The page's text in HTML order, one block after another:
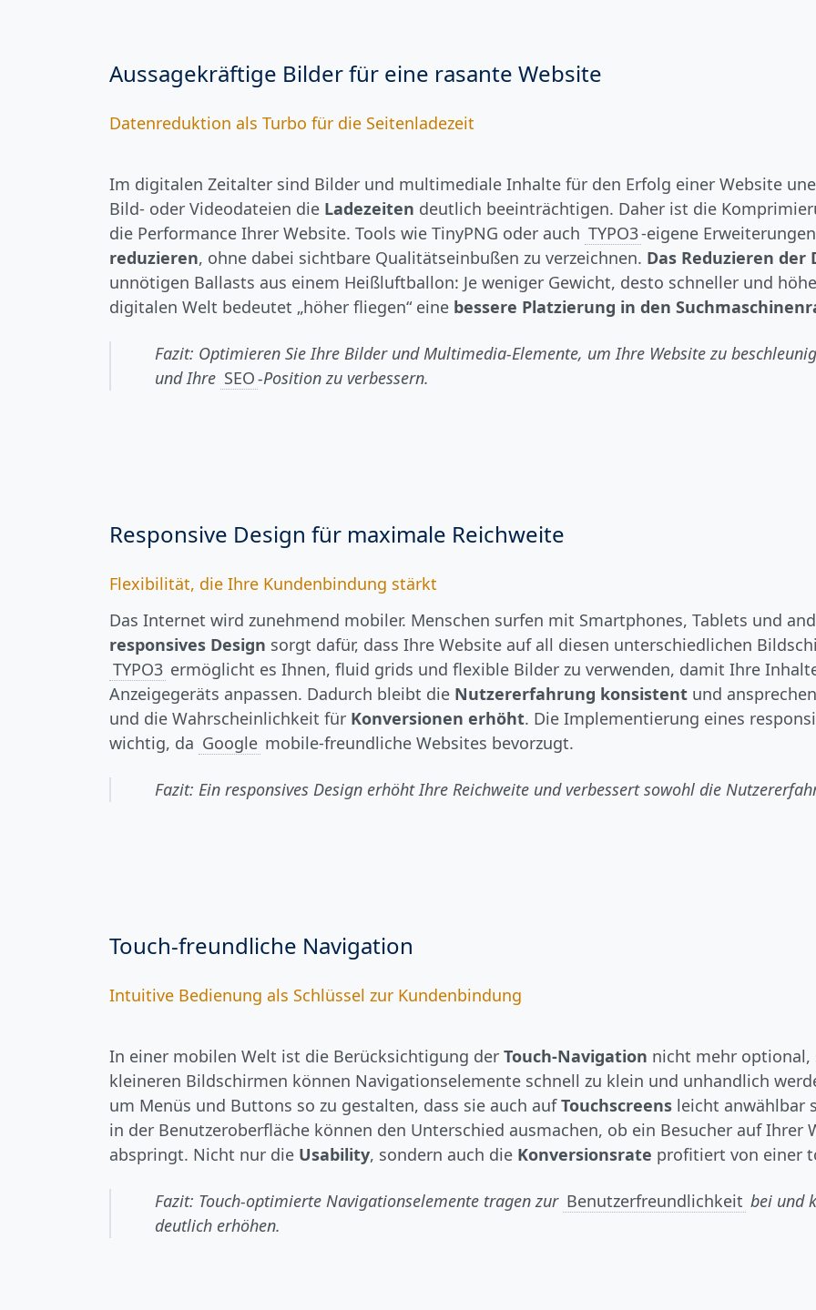
Aussagekräftige Bilder für eine rasante Website
Datenreduktion als Turbo für die Seitenladezeit
Im digitalen Zeitalter sind Bilder und multimediale Inhalte für den Erfolg einer Website
Bild- oder Videodateien die Ladezeiten deutlich beeinträchtigen. Daher ist die
die Performance Ihrer Website. Tools wie TinyPNG oder auch TYPO3-eigene
reduzieren, ohne dabei sichtbare Qualitätseinbußen zu verzeichnen. Das Reduzieren der
unnötigen Ballasts aus einem Heißluftballon: Je weniger Gewicht, desto schneller und
digitalen Welt bedeutet „höher fliegen“ eine bessere Platzierung in den
Fazit: Optimieren Sie Ihre Bilder und Multimedia-Elemente, um Ihre Website zu
und Ihre SEO-Position zu verbessern.
Responsive Design für maximale Reichweite
Flexibilität, die Ihre Kundenbindung stärkt
Das Internet wird zunehmend mobiler. Menschen surfen mit Smartphones, Tablets und
responsives Design sorgt dafür, dass Ihre Website auf all diesen unterschiedlichen
TYPO3 ermöglicht es Ihnen, fluid grids und flexible Bilder zu verwenden, damit Ihre
Anzeigegeräts anpassen. Dadurch bleibt die Nutzererfahrung konsistent und
und die Wahrscheinlichkeit für Konversionen erhöht. Die Implementierung eines
wichtig, da Google mobile-freundliche Websites bevorzugt.
Fazit: Ein responsives Design erhöht Ihre Reichweite und verbessert sowohl die
Touch-freundliche Navigation
Intuitive Bedienung als Schlüssel zur Kundenbindung
In einer mobilen Welt ist die Berücksichtigung der Touch-Navigation nicht mehr optional,
kleineren Bildschirmen können Navigationselemente schnell zu klein und unhandlich
um Menüs und Buttons so zu gestalten, dass sie auch aufTouchscreens leicht anwählbar
in der Benutzeroberfläche können den Unterschied ausmachen, ob ein Besucher auf
abspringt. Nicht nur die Usability, sondern auch die Konversionsrate profitiert von einer
Fazit: Touch-optimierte Navigationselemente tragen zur Benutzerfreundlichkeit bei und
deutlich erhöhen.